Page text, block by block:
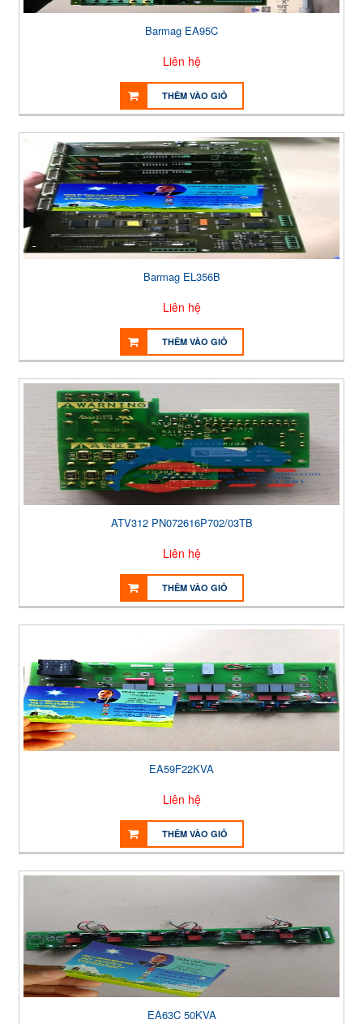
Barmag EA95C
Liên hệ
THÊM VÀO GIỎ
Barmag EL356B
Liên hệ
THÊM VÀO GIỎ
ATV312 PN072616P702/03TB
Liên hệ
THÊM VÀO GIỎ
EA59F22KVA
Liên hệ
THÊM VÀO GIỎ
EA63C 50KVA